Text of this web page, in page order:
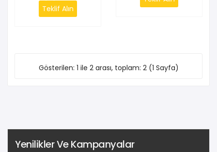
Teklif Alın
Gösterilen: 1 ile 2 arası, toplam: 2 (1 Sayfa)
Yenilikler Ve Kampanyalar